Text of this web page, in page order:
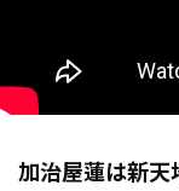
加治屋蓮は新